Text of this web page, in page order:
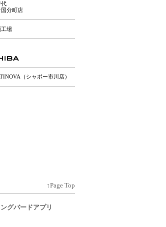
代
国分町店
工場
（シャポー市川店）
↑Page Top
グバードアプリ